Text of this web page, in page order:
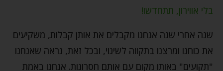
בלי אווירון, תתחדשו!
שנה אחרי שנה אנחנו מקבלים את אותן קבלות, משקיעים
את כוחנו ומרצנו בתקווה לשינוי, ובכל זאת, נראה שאנחנו
"תקועים" באותו מקום עם אותם חסרונות. אנחנו באמת